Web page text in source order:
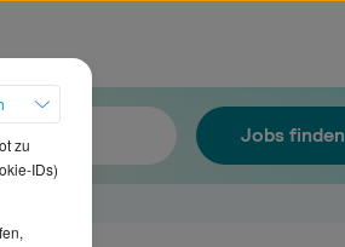
Jobs finden
zu
IDs)